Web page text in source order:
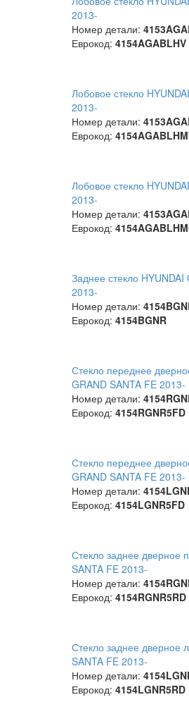
2013-
Номер детали:
Еврокод: 4154AGABLHV
Лобовое стекло
2013-
Номер детали:
Еврокод:
Лобовое стекло
2013-
Номер детали:
Еврокод:
Заднее стекло HYUNDAI
2013-
Номер детали:
Еврокод: 4154BGNR
Стекло переднее
GRAND SANTA FE 2013-
Номер детали:
Еврокод: 4154RGNR5FD
Стекло переднее
GRAND SANTA FE 2013-
Номер детали:
Еврокод: 4154LGNR5FD
Стекло заднее дверное
SANTA FE 2013-
Номер детали:
Еврокод: 4154RGNR5RD
Стекло заднее дверное
SANTA FE 2013-
Номер детали:
Еврокод: 4154LGNR5RD